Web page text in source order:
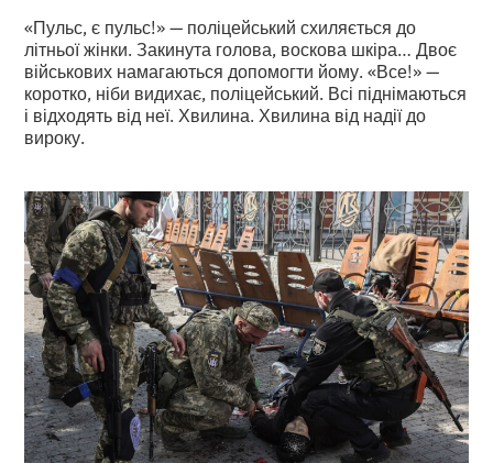
«Пульс, є пульс!» — поліцейський схиляється до
літньої жінки. Закинута голова, воскова шкіра… Двоє
військових намагаються допомогти йому. «Все!» —
коротко, ніби видихає, поліцейський. Всі піднімаються
і відходять від неї. Хвилина. Хвилина від надії до
вироку.